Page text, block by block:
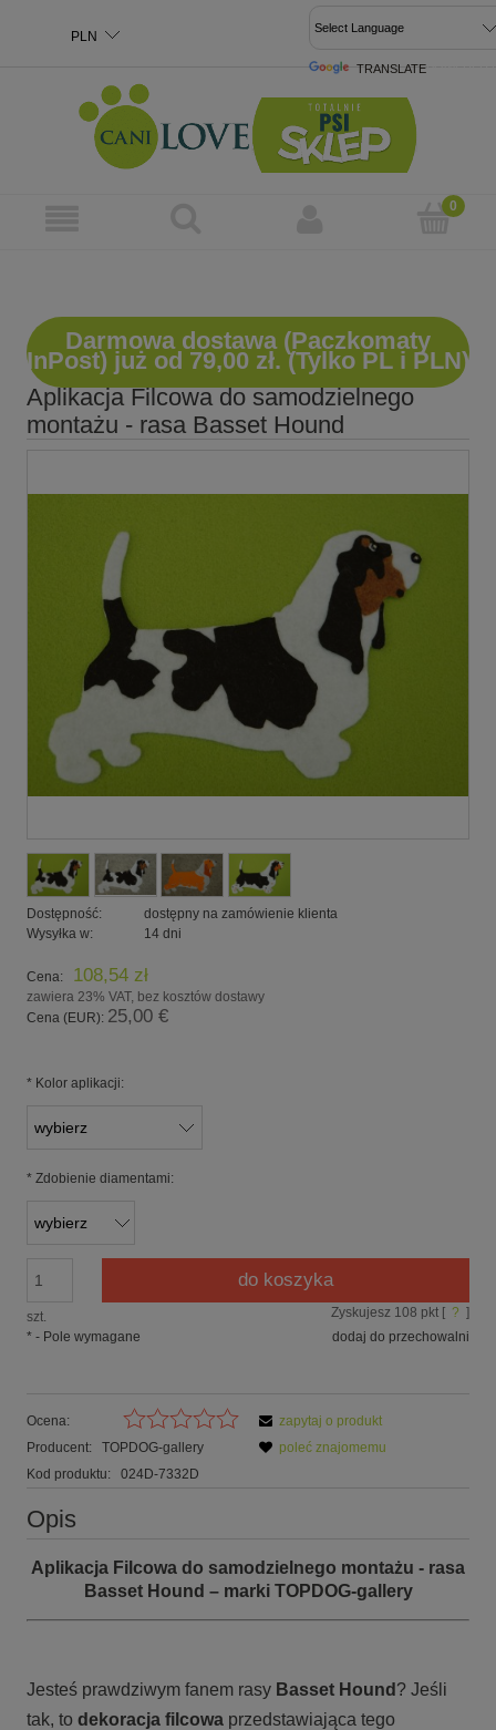
TRANSLATE
Darmowa dostawa (Paczkomaty
InPost) już od 79,00 zł. (Tylko PL i PLN)
Aplikacja Filcowa do samodzielnego
montażu - rasa Basset Hound
Dostępność:
dostępny na zamówienie klienta
Wysyłka w:
14 dni
Cena: 108,54 zł
zawiera 23% VAT, bez kosztów dostawy
Cena (EUR): 25,00 €
* Kolor aplikacji:
* Zdobienie diamentami:
szt.
do koszyka
Zyskujesz 108 pkt [ ? ]
dodaj do przechowalni
* - Pole wymagane
Ocena:
Producent:
TOPDOG-gallery
Kod produktu:
024D-7332D
zapytaj o produkt
poleć znajomemu
Opis
Aplikacja Filcowa do samodzielnego montażu - rasa
Basset Hound – marki TOPDOG-gallery
Jesteś prawdziwym fanem rasy Basset Hound ? Jeśli
tak, to dekoracja filcowa przedstawiająca tego